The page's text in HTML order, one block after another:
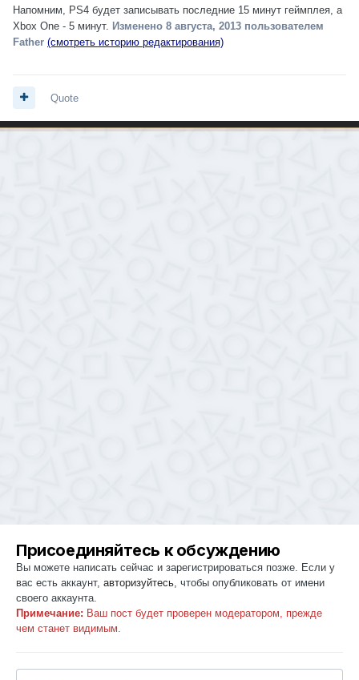
Напомним, PS4 будет записывать последние 15 минут геймплея, а
Xbox One - 5 минут. Изменено 8 августа, 2013 пользователем
Father (смотреть историю редактирования)
Quote
Присоединяйтесь к обсуждению
Вы можете написать сейчас и зарегистрироваться позже. Если у
вас есть аккаунт, авторизуйтесь , чтобы опубликовать от имени
своего аккаунта.
Примечание: Ваш пост будет проверен модератором, прежде
чем станет видимым.